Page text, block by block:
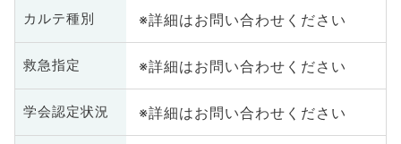
カルテ種別 ※詳細はお問い合わせください
救急指定 ※詳細はお問い合わせください
学会認定状況 ※詳細はお問い合わせください